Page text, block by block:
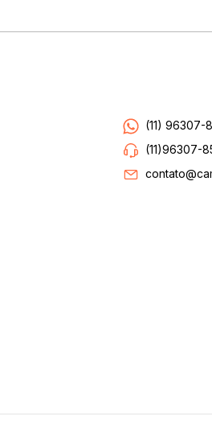
(11) 96307-
(11)96307-